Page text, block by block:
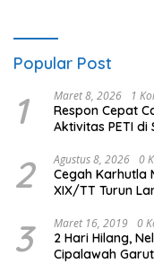
Popular Post
1 Maret 8, 2026 1
Respon Cepat
Aktivitas PETI di
2 Agustus 8, 2026 0
Cegah Karhutla
XIX/TT Turun
3 Maret 16, 2019 0
2 Hari Hilang,
Cipalawah Garut